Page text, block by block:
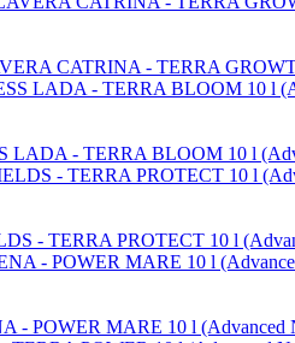
CATRINA - TERRA
LADA - TERRA BLOOM 10 l
- TERRA PROTECT 10 l
- POWER MARE 10 l (Advanced